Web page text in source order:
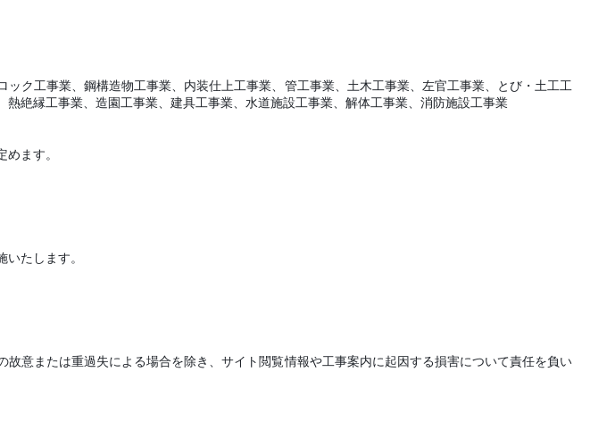
ク工事業、鋼構造物工事業、内装仕上工事業、管工事業、土木工事業、左官工事業、とび・土工工
絶縁工事業、造園工事業、建具工事業、水道施設工事業、解体工事業、消防施設工事業
ます。
たします。
意または重過失による場合を除き、サイト閲覧情報や工事案内に起因する損害について責任を負い